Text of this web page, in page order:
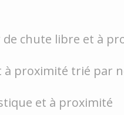
chute libre et à
à proximité trié par
et à proximité